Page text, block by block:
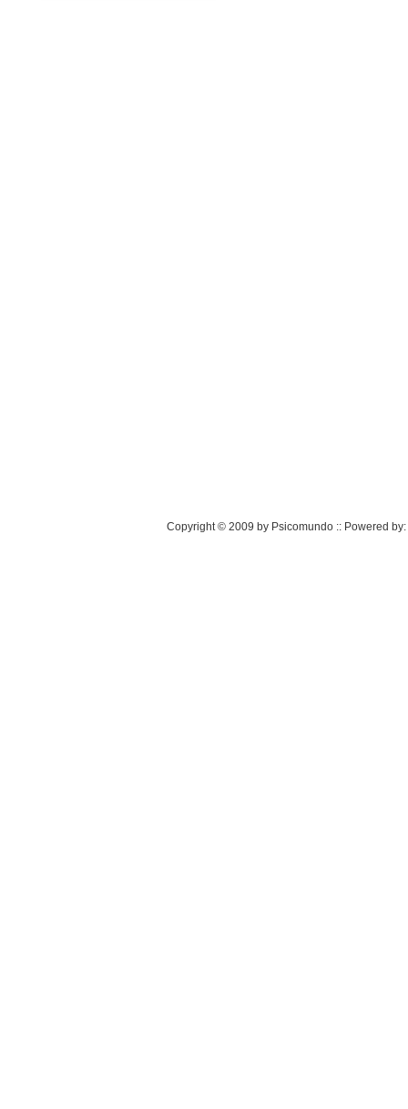
Copyright © 2009 by Psicomundo :: Powered by: